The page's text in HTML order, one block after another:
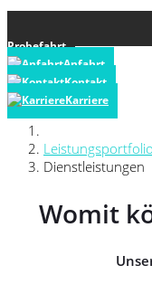
Probefahrt
Anfahrt
Kontakt
Karriere
Leistungsportfolio
Dienstleistungen
Womit